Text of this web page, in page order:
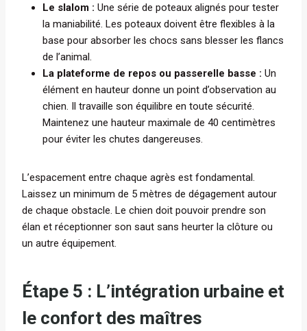
Le slalom : Une série de poteaux alignés pour tester
la maniabilité. Les poteaux doivent être flexibles à la
base pour absorber les chocs sans blesser les flancs
de l’animal.
La plateforme de repos ou passerelle basse : Un
élément en hauteur donne un point d’observation au
chien. Il travaille son équilibre en toute sécurité.
Maintenez une hauteur maximale de 40 centimètres
pour éviter les chutes dangereuses.
L’espacement entre chaque agrès est fondamental.
Laissez un minimum de 5 mètres de dégagement autour
de chaque obstacle. Le chien doit pouvoir prendre son
élan et réceptionner son saut sans heurter la clôture ou
un autre équipement.
Étape 5 : L’intégration urbaine et
le confort des maîtres